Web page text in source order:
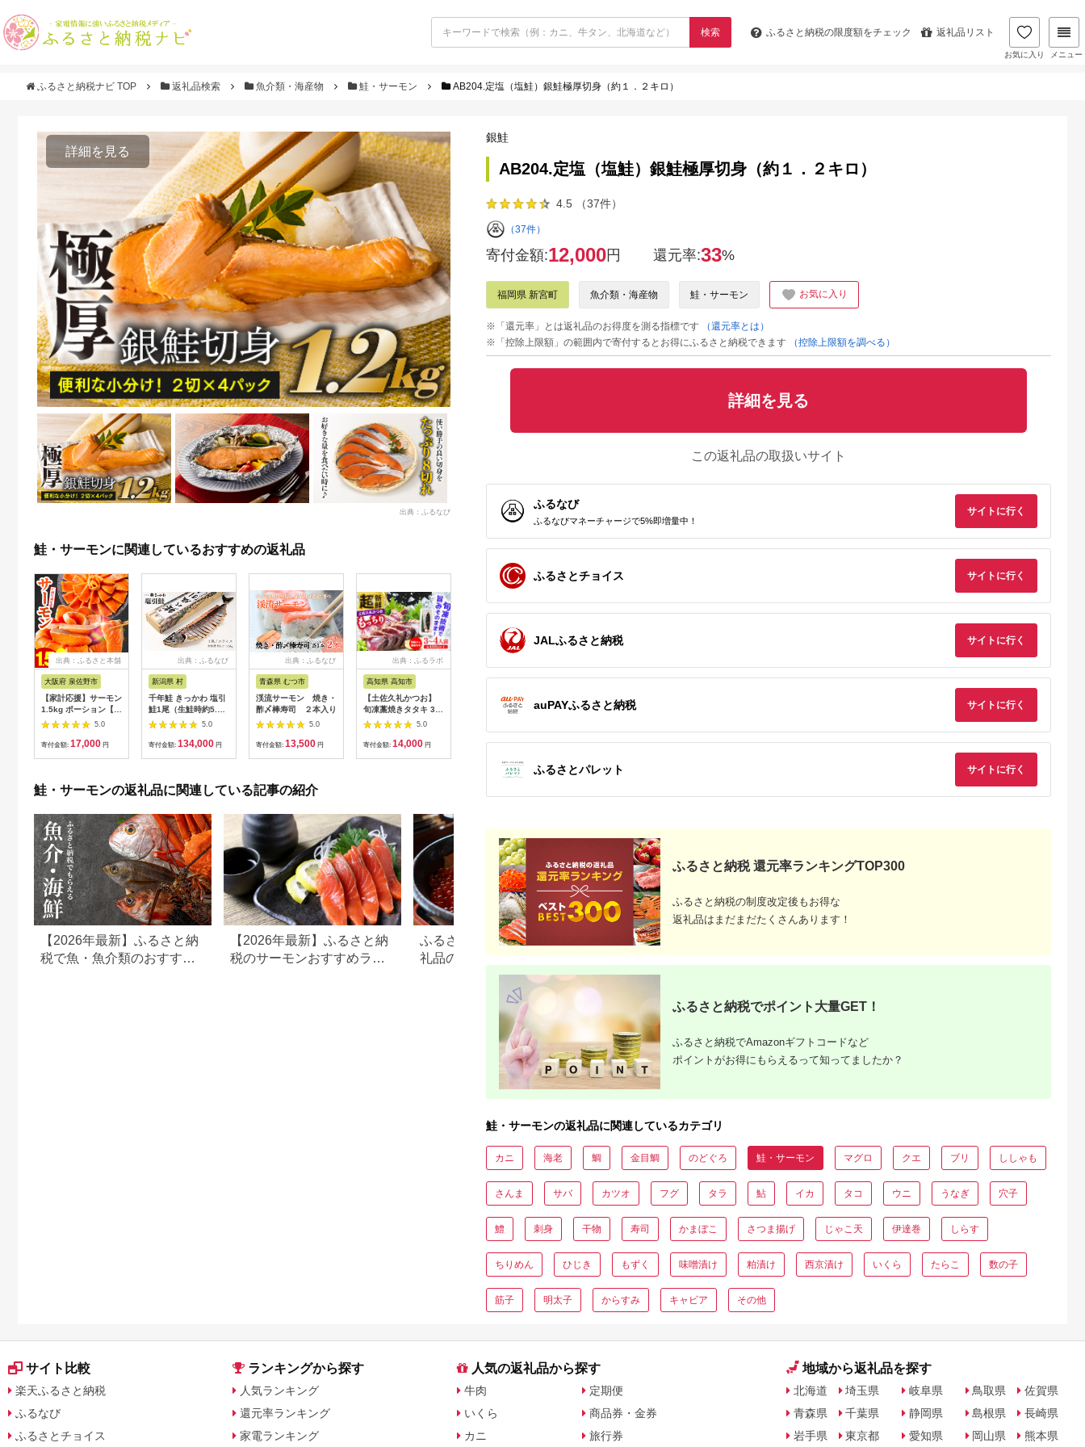
検索 ふるさと納税の限度額をチェック 返礼品リスト
お気に入り メニュー
ふるさと納税ナビ TOP 返礼品検索 魚介類・海産物 鮭・サーモン AB204.定塩（塩鮭）銀鮭極厚切身（約１．２キロ）
詳細を見る
出典：ふるなび
鮭・サーモンに関連しているおすすめの返礼品
出典：ふるさと本舗
大阪府 泉佐野市
【家計応援】サーモン
1.5kg ポーション【訳
あり サイズ不揃い 刺
身 海鮮丼 さーもん サ
ラダ カルパッチョ 鮭
5.0
寄付金額: 17,000 円
出典：ふるなび
新潟県 村
千年鮭 きっかわ 塩引
鮭1尾（生鮭時約5.2
～5.5kg）1034018
引
5.0
寄付金額: 134,000 円
出典：ふるなび
青森県 むつ市
渓流サーモン 焼き・
酢〆棒寿司 ２本入り
5.0
寄付金額: 13,500 円
出典：ふるラボ
高知県 高知市
【土佐久礼かつお】
旬凍藁焼きタタキ 3〜
4人前（約400g） / 高
知 土佐 久礼 かつお
カツオ 鰹 たたき タタ
5.0
寄付金額: 14,000 円
【ふるさと納税】養殖
銀鮭「銀王」刺身用サ
鮭 サーモン 銀鮭 銀王
刺身用 定塩 切身 海鮮
無料 【配送不可地
域：離島】
寄付金額:35,000円
希少!ご当地サーモン
「富士の介」(刺
パックを冷凍便でお届
け【1460519】
寄付金額:13,000円 寄付金額:24,000円
ク おつまみ ご飯のお
供 新潟県 新潟市 しゃ
寄付金額:11,000円
サーモン 計500g 骨取
りフィレ＆冷燻サーモ
ンセット 山育ち サー
モン フィレ スモーク
サーモン 刺身 サラダ
5.0
寄付金額:18,000円
け 150g×3瓶 合計
450g
寄付金額:16,000
鮭・サーモンの返礼品に関連している記事の紹介
【2026年最新】ふるさと納
税で魚・魚介類のおすすめ
【2026年最新】ふるさと納
税のサーモンおすすめラン
ふるさと納税「魚介類」返
礼品の還元率ランキング！
切り身や詰め合わせ、定期
【47都道府県の特産品】ふ
るさと納税おすすめ特産
品！
銀鮭
AB204.定塩（塩鮭）銀鮭極厚切身（約１．２キロ）
4.5 （37件）
（37件）
寄付金額:12,000円 還元率:33%
福岡県 新宮町 魚介類・海産物 鮭・サーモン お気に入り
※「還元率」とは返礼品のお得度を測る指標です
（還元率とは）
※「控除上限額」の範囲内で寄付するとお得にふるさと納税できます
（控除上限額を調べる）
詳細を見る
この返礼品の取扱いサイト
ふるなび
ふるなびマネーチャージで5%即増量中！
サイトに行く
ふるさとチョイス サイトに行く
JALふるさと納税 サイトに行く
auPAYふるさと納税 サイトに行く
ふるさとパレット サイトに行く
ふるさと納税 還元率ランキングTOP300
ふるさと納税の制度改定後もお得な
返礼品はまだまだたくさんあります！
ふるさと納税でポイント大量GET！
ふるさと納税でAmazonギフトコードなど
ポイントがお得にもらえるって知ってましたか？
鮭・サーモンの返礼品に関連しているカテゴリ
カニ 海老 鯛 金目鯛 のどぐろ 鮭・サーモン マグロ クエ ブリ ししゃも
さんま サバ カツオ フグ タラ 鮎 イカ タコ ウニ うなぎ 穴子
鱧 刺身 干物 寿司 かまぼこ さつま揚げ じゃこ天 伊達巻 しらす
ちりめん ひじき もずく 味噌漬け 粕漬け 西京漬け いくら たらこ 数の子
筋子 明太子 からすみ キャビア その他
サイト比較
楽天ふるさと納税
ふるなび
ふるさとチョイス
ランキングから探す
人気ランキング
還元率ランキング
家電ランキング
人気の返礼品から探す
牛肉
いくら
カニ
定期便
商品券・金券
旅行券
地域から返礼品を探す
北海道
青森県
岩手県
埼玉県
千葉県
東京都
岐阜県
静岡県
愛知県
鳥取県
島根県
岡山県
佐賀県
長崎県
熊本県